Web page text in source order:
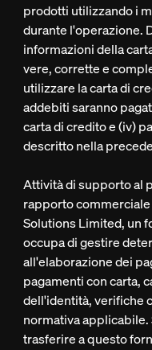
prodotti utilizzando i
durante l'operazione.
informazioni della
vere, corrette e
utilizzare la carta di
addebiti saranno
carta di credito e (iv)
descritto nella
Attività di supporto al
rapporto
Solutions Limited, un
occupa di gestire
all'elaborazione dei
pagamenti con carta,
dell'identità, verifiche
normativa
trasferire a questo